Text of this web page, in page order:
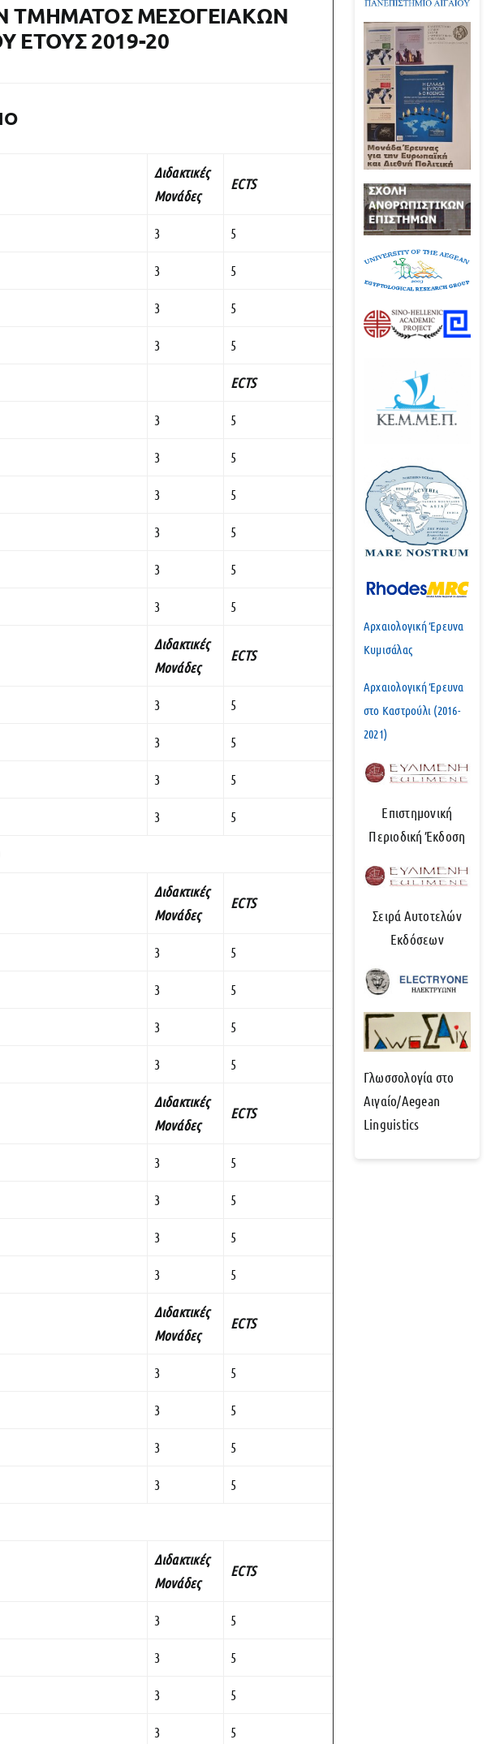
ΤΜΗΜΑΤΟΣ ΜΕΣΟΓΕΙΑΚΩΝ
2019-20
Διδακτικές
Μονάδες
ECTS
3 5
3 5
3 5
3 5
ECTS
3 5
3 5
3 5
3 5
3 5
3 5
Διδακτικές
Μονάδες
ECTS
3 5
3 5
3 5
3 5
Διδακτικές
Μονάδες
ECTS
3 5
3 5
3 5
3 5
Διδακτικές
Μονάδες
ECTS
3 5
3 5
3 5
3 5
Διδακτικές
Μονάδες
ECTS
3 5
3 5
3 5
3 5
Διδακτικές
Μονάδες
ECTS
3 5
3 5
3 5
3 5
Αρχαιολογική Έρευνα
Κυμισάλας
Αρχαιολογική Έρευνα
στο Καστρούλι (2016-
2021)
Επιστημονική
Περιοδική Έκδοση
Σειρά Αυτοτελών
Εκδόσεων
Γλωσσολογία στο
Αιγαίο/Aegean
Linguistics